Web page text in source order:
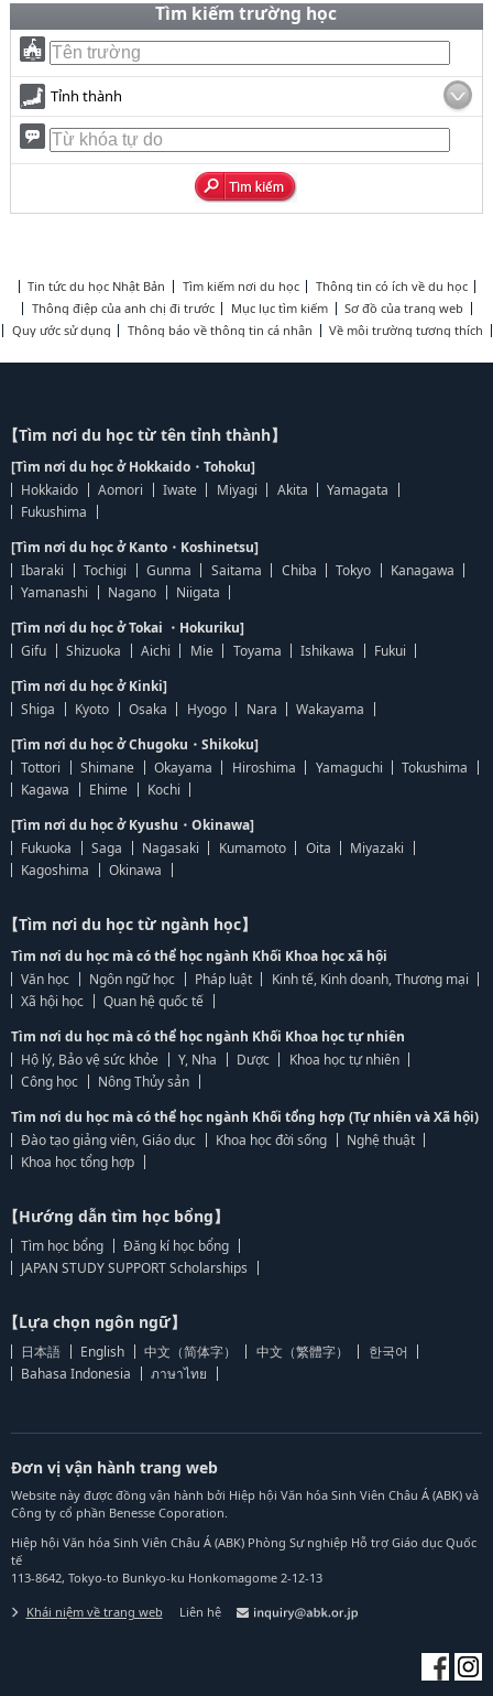
Tìm kiếm trường học
Tỉnh thành
Tin tức du học Nhật Bản Tìm kiếm nơi du học
Thông tin có ích về du học
Thông điệp của anh chị đi trước
Mục lục tìm kiếm
Sơ đồ của trang web
Quy ước sử dụng
Thông báo về thông tin cá nhân Về môi trường tương thích
【Tìm nơi du học từ tên tỉnh thành】
[Tìm nơi du học ở Hokkaido・Tohoku]
Hokkaido
Aomori Iwate Miyagi Akita
Yamagata
Fukushima
[Tìm nơi du học ở Kanto・Koshinetsu]
Ibaraki
Tochigi Gunma Saitama Chiba Tokyo
Kanagawa
Yamanashi
Nagano
Niigata
[Tìm nơi du học ở Tokai ・Hokuriku]
Gifu
Shizuoka Aichi Mie Toyama Ishikawa
Fukui
[Tìm nơi du học ở Kinki]
Shiga
Kyoto Osaka Hyogo Nara
Wakayama
[Tìm nơi du học ở Chugoku・Shikoku]
Tottori
Shimane Okayama Hiroshima Yamaguchi
Tokushima
Kagawa
Ehime
Kochi
[Tìm nơi du học ở Kyushu・Okinawa]
Fukuoka
Saga Nagasaki Kumamoto Oita
Miyazaki
Kagoshima
Okinawa
【Tìm nơi du học từ ngành học】
Tìm nơi du học mà có thể học ngành Khối Khoa học xã hội
Văn học
Ngôn ngữ học Pháp luật
Kinh tế, Kinh doanh, Thương mại
Xã hội học
Quan hệ quốc tế
Tìm nơi du học mà có thể học ngành Khối Khoa học tự nhiên
Hộ lý, Bảo vệ sức khỏe
Y, Nha Dược
Khoa học tự nhiên
Công học
Nông Thủy sản
Tìm nơi du học mà có thể học ngành Khối tổng hợp (Tự nhiên và Xã hội)
Đào tạo giảng viên, Giáo dục
Khoa học đời sống
Nghệ thuật
Khoa học tổng hợp
【Hướng dẫn tìm học bổng】
Tìm học bổng
Đăng kí học bổng
JAPAN STUDY SUPPORT Scholarships
【Lựa chọn ngôn ngữ】
日本語 English 中文（简体字） 中文（繁體字）
한국어
Bahasa Indonesia
ภาษาไทย
Đơn vị vận hành trang web
Website này được đồng vận hành bởi Hiệp hội Văn hóa Sinh Viên Châu Á (ABK) và
Công ty cổ phần Benesse Coporation.
Hiệp hội Văn hóa Sinh Viên Châu Á (ABK) Phòng Sự nghiệp Hỗ trợ Giáo dục Quốc
tế
113-8642, Tokyo-to Bunkyo-ku Honkomagome 2-12-13
Khái niệm về trang web Liên hệ